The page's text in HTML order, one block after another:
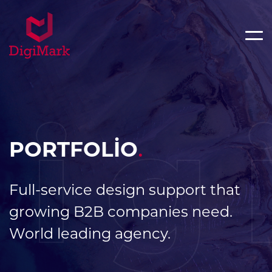
PORTFOLİO.
Full-service design support that
growing B2B companies need.
World leading agency.